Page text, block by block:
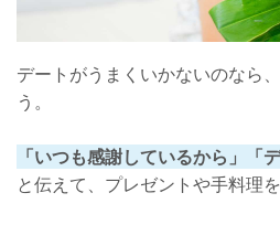
デートがうまくいかないのなら
う。
「いつも感謝しているから」「
と伝えて、プレゼントや手料理